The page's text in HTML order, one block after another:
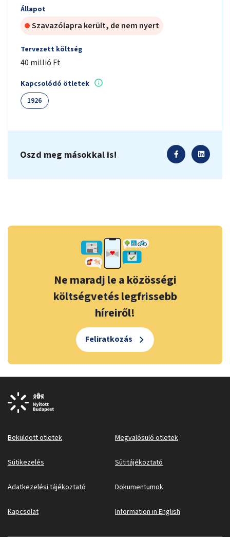
Állapot
Szavazólapra került, de nem nyert
Tervezett költség
40 millió Ft
Kapcsolódó ötletek
1926
Oszd meg másokkal is!
Ne maradj le a közösségi
költségvetés legfrissebb
híreiről!
Feliratkozás
Beküldött ötletek Megvalósuló ötletek
Sütikezelés Sütitájékoztató
Adatkezelési tájékoztató Dokumentumok
Kapcsolat Information in English